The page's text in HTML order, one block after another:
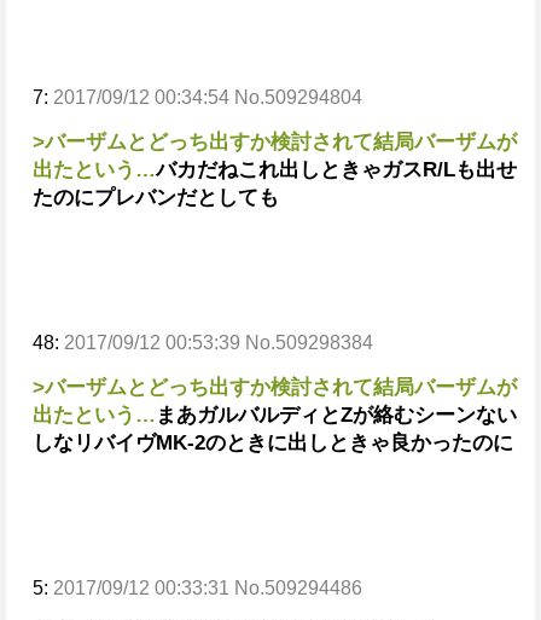
7: 2017/09/12 00:34:54 No.509294804
>バーザムとどっち出すか検討されて結局バーザムが
出たという…バカだねこれ出しときゃガスR/Lも出せ
たのにプレバンだとしても
48: 2017/09/12 00:53:39 No.509298384
>バーザムとどっち出すか検討されて結局バーザムが
出たという… まあガルバルディとZが絡むシーンない
しな リバイヴMK-2のときに出しときゃ良かったのに
5: 2017/09/12 00:33:31 No.509294486